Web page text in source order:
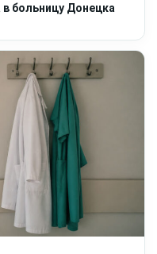
больницу Донецка